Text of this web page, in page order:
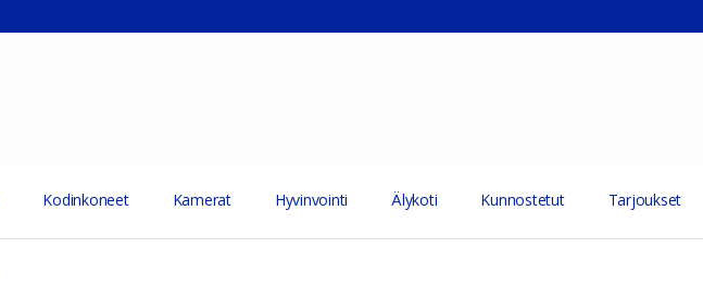
Kodinkoneet Kamerat Hyvinvointi Älykoti Kunnostetut Tarjoukset